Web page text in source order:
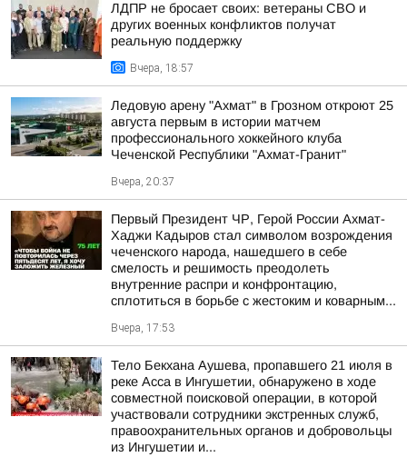
ЛДПР не бросает своих: ветераны СВО и
других военных конфликтов получат
реальную поддержку
Вчера, 18:57
Ледовую арену "Ахмат" в Грозном откроют 25
августа первым в истории матчем
профессионального хоккейного клуба
Чеченской Республики "Ахмат-Гранит"
Вчера, 20:37
Первый Президент ЧР, Герой России Ахмат-
Хаджи Кадыров стал символом возрождения
чеченского народа, нашедшего в себе
смелость и решимость преодолеть
внутренние распри и конфронтацию,
сплотиться в борьбе с жестоким и коварным...
Вчера, 17:53
Тело Бекхана Аушева, пропавшего 21 июля в
реке Асса в Ингушетии, обнаружено в ходе
совместной поисковой операции, в которой
участвовали сотрудники экстренных служб,
правоохранительных органов и добровольцы
из Ингушетии и...